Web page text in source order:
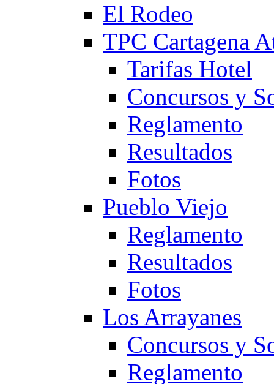
El Rodeo
TPC Cartagena
Tarifas Hotel
Concursos y
Reglamento
Resultados
Fotos
Pueblo Viejo
Reglamento
Resultados
Fotos
Los Arrayanes
Concursos y
Reglamento